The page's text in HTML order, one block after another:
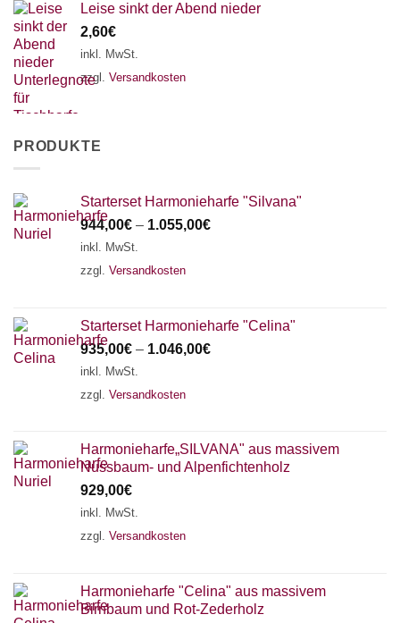
Leise sinkt der Abend nieder
2,60€
inkl. MwSt.
zzgl. Versandkosten
PRODUKTE
Starterset Harmonieharfe "Silvana"
944,00€ – 1.055,00€
inkl. MwSt.
zzgl. Versandkosten
Starterset Harmonieharfe "Celina"
935,00€ – 1.046,00€
inkl. MwSt.
zzgl. Versandkosten
Harmonieharfe„SILVANA" aus massivem
Nussbaum- und Alpenfichtenholz
929,00€
inkl. MwSt.
zzgl. Versandkosten
Harmonieharfe "Celina" aus massivem
Birnbaum und Rot-Zederholz